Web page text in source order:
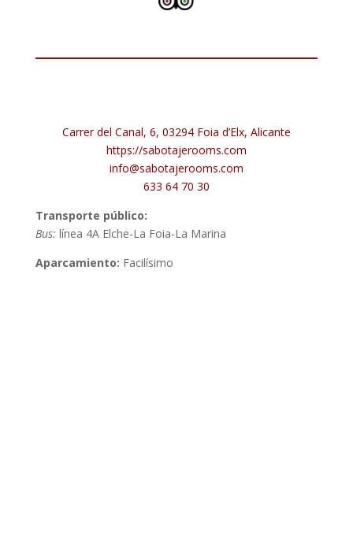
Carrer del Canal, 6, 03294 Foia d’Elx, Alicante
https://sabotajerooms.com
info@sabotajerooms.com
633 64 70 30
Transporte público:
Bus: línea 4A Elche-La Foia-La Marina
Aparcamiento: Facilísimo